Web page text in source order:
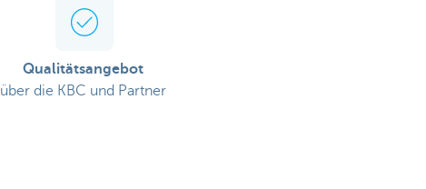
Qualitätsangebot
über die KBC und Partner